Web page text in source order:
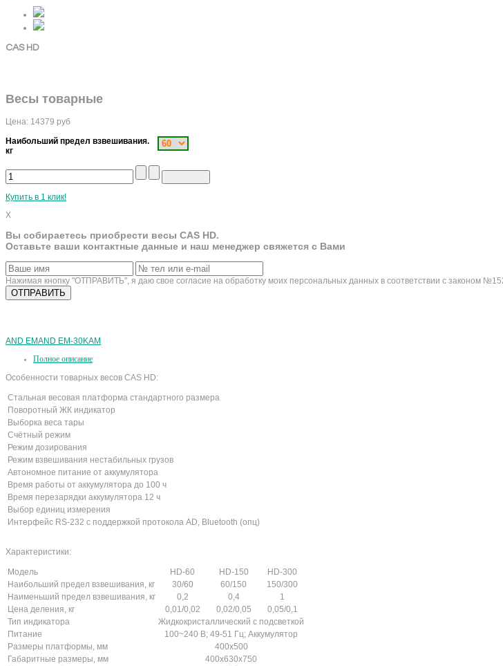
CAS HD
Весы товарные
Цена: 14379 руб
Наибольший предел взвешивания.
кг
Купить в 1 клик!
X
Вы собираетесь приобрести весы CAS HD.
Оставьте ваши контактные данные и наш менеджер свяжется с Вами
Нажимая кнопку "ОТПРАВИТЬ", я даю свое согласие на обработку моих персональных данных в соответствии с законом
AND EMAND EM-30KAM
Полное описание
Особенности товарных весов CAS HD:
Стальная весовая платформа стандартного размера
Поворотный ЖК индикатор
Выборка веса тары
Счётный режим
Режим дозирования
Режим взвешивания нестабильных грузов
Автономное питание от аккумулятора
Время работы от аккумулятора до 100 ч
Время перезарядки аккумулятора 12 ч
Выбор единиц измерения
Интерфейс RS-232 с поддержкой протокола AD, Bluetooth (опц)
Характеристики:
Модель HD-60 HD-150
HD-300
Наибольший предел взвешивания, кг
30/60 60/150
150/300
Наименьший предел взвешивания, кг
0,2 0,4
1
Цена деления, кг
0,01/0,02 0,02/0,05
0,05/0,1
Тип индикатора
Жидкокристаллический с подсветкой
Питание
100~240 В; 49-51 Гц; Аккумулятор
Размеры платформы, мм
400х500
Габаритные размеры, мм
400х630х750